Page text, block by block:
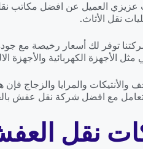
عزيزي العميل عن افضل مكاتب
نقل الأثاث.
توفر لك أسعار رخيصة مع
الأجهزة الكهربائية والأجهزة
والأنتيكات والمرايا
مع افضل شركة نقل عفش
نقل